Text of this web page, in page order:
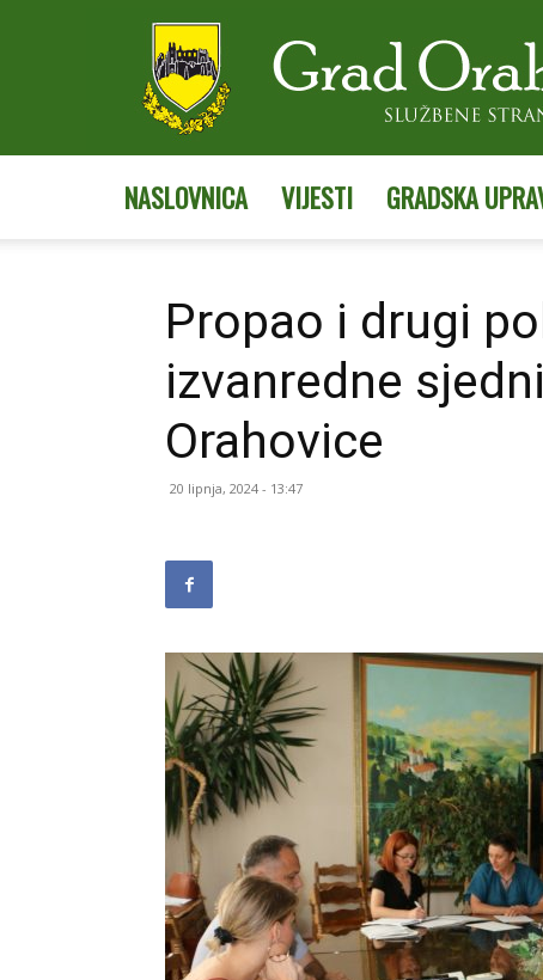
NASLOVNICA VIJESTI GRADSKA
Propao i drugi
izvanredne
Orahovice
20 lipnja, 2024 - 13:47